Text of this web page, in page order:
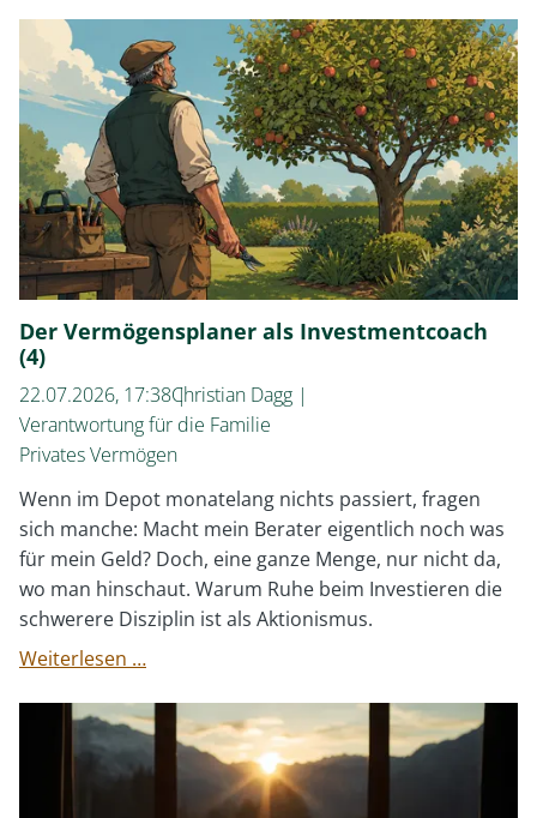
Ein
neuer
Weg
der
privaten
Altersvorsorge
Der Vermögensplaner als Investmentcoach
(4)
22.07.2026, 17:38Christian Dagg
Verantwortung für die Familie
Privates Vermögen
Wenn im Depot monatelang nichts passiert, fragen
sich manche: Macht mein Berater eigentlich noch was
für mein Geld? Doch, eine ganze Menge, nur nicht da,
wo man hinschaut. Warum Ruhe beim Investieren die
schwerere Disziplin ist als Aktionismus.
Weiterlesen …Der
als
Investmentcoach
(4)